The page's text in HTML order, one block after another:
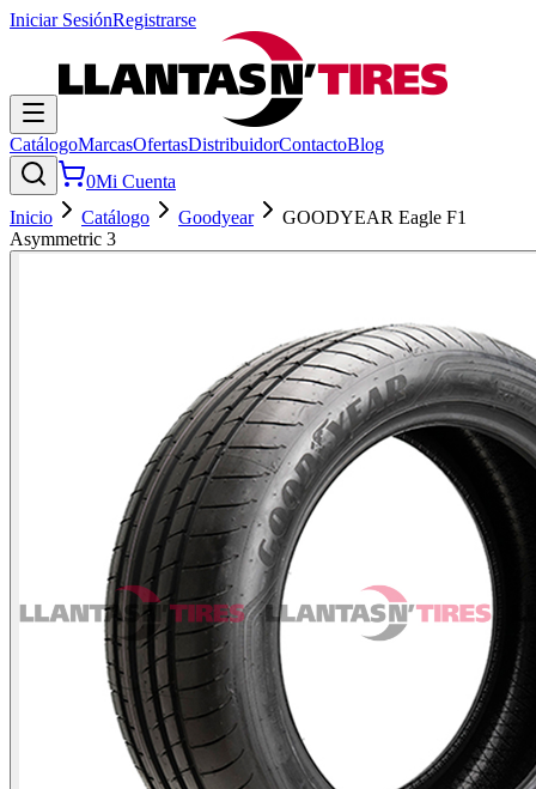
Iniciar SesiónRegistrarse
CatálogoMarcasOfertasDistribuidorContactoBlog
0Mi Cuenta
Inicio
Catálogo Goodyear
GOODYEAR Eagle F1
Asymmetric 3